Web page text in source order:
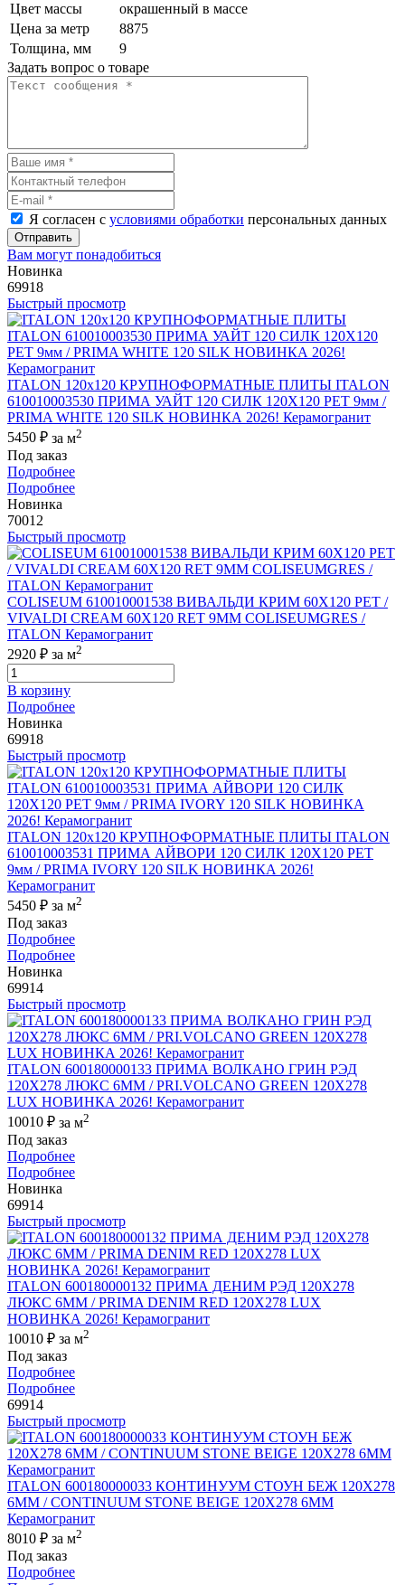
Цвет массы
окрашенный в массе
Цена за метр
8875
Толщина, мм
9
Задать вопрос о товаре
Я согласен с условиями обработки персональных данных
Отправить
Вам могут понадобиться
Новинка
69918
Быстрый просмотр
ITALON 120x120 КРУПНОФОРМАТНЫЕ ПЛИТЫ ITALON
610010003530 ПРИМА УАЙТ 120 СИЛК 120Х120 РЕТ 9мм /
PRIMA WHITE 120 SILK НОВИНКА 2026! Керамогранит
5450 ₽ за м2
Под заказ
Подробнее
Подробнее
Новинка
70012
Быстрый просмотр
COLISEUM 610010001538 ВИВАЛЬДИ КРИМ 60X120 РЕТ /
VIVALDI CREAM 60X120 RET 9MM COLISEUMGRES /
ITALON Керамогранит
2920 ₽ за м2
В корзину
Подробнее
Новинка
69918
Быстрый просмотр
ITALON 120x120 КРУПНОФОРМАТНЫЕ ПЛИТЫ ITALON
610010003531 ПРИМА АЙВОРИ 120 СИЛК 120Х120 РЕТ
9мм / PRIMA IVORY 120 SILK НОВИНКА 2026!
Керамогранит
5450 ₽ за м2
Под заказ
Подробнее
Подробнее
Новинка
69914
Быстрый просмотр
ITALON 600180000133 ПРИМА ВОЛКАНО ГРИН РЭД
120X278 ЛЮКС 6ММ / PRI.VOLCANO GREEN 120X278
LUX НОВИНКА 2026! Керамогранит
10010 ₽ за м2
Под заказ
Подробнее
Подробнее
Новинка
69914
Быстрый просмотр
ITALON 600180000132 ПРИМА ДЕНИМ РЭД 120X278
ЛЮКС 6ММ / PRIMA DENIM RED 120X278 LUX
НОВИНКА 2026! Керамогранит
10010 ₽ за м2
Под заказ
Подробнее
Подробнее
69914
Быстрый просмотр
ITALON 600180000033 КОНТИНУУМ СТОУН БЕЖ 120X278
6ММ / CONTINUUM STONE BEIGE 120X278 6MM
Керамогранит
8010 ₽ за м2
Под заказ
Подробнее